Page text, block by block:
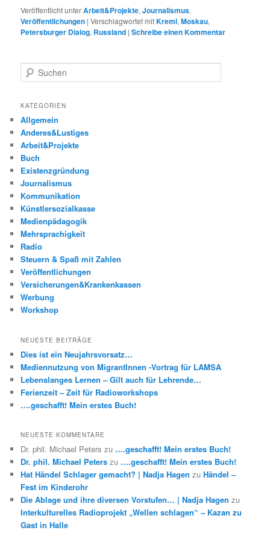
Veröffentlicht unterArbeit&Projekte,Journalismus,
Veröffentlichungen |Verschlagwortet mitKreml,Moskau,
Petersburger Dialog, Russland |Schreibe einen Kommentar
u
h
n
KATEGORIEN
Allgemein
Anderes&Lustiges
Arbeit&Projekte
Buch
Existenzgründung
Journalismus
Kommunikation
Künstlersozialkasse
Medienpädagogik
Mehrsprachigkeit
Radio
Steuern & Spaß mit Zahlen
Veröffentlichungen
Versicherungen&Krankenkassen
Werbung
Workshop
NEUESTE BEITRÄGE
Dies ist ein Neujahrsvorsatz…
Mediennutzung von MigrantInnen -Vortrag für LAMSA
Lebenslanges Lernen – Gilt auch für Lehrende…
Ferienzeit – Zeit für Radioworkshops
….geschafft! Mein erstes Buch!
NEUESTE KOMMENTARE
Dr. phil. Michael Peters zu ….geschafft! Mein erstes Buch!
Dr. phil. Michael Peters zu ….geschafft! Mein erstes Buch!
Hat Händel Schlager gemacht? | Nadja Hagen zuHändel –
Fest im Kinderohr
Die Ablage und ihre diversen Vorstufen… | Nadja Hagen zu
Interkulturelles Radioprojekt „Wellen schlagen“ – Kazan zu
Gast in Halle